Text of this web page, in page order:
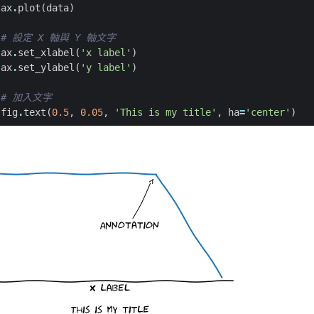
ax.plot (data)
# 設定 X 軸與 Y 軸文字
ax.set_xlabel ( 'x label' )
ax.set_ylabel ( 'y label' )
# 加入文字
fig .text (0.5, 0.05, 'This is my title' , ha='center' )